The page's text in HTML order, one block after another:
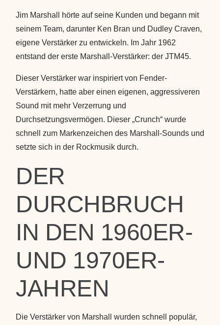
Jim Marshall hörte auf seine Kunden und begann mit
seinem Team, darunter Ken Bran und Dudley Craven,
eigene Verstärker zu entwickeln. Im Jahr 1962
entstand der erste Marshall-Verstärker: der JTM45.
Dieser Verstärker war inspiriert von Fender-
Verstärkern, hatte aber einen eigenen, aggressiveren
Sound mit mehr Verzerrung und
Durchsetzungsvermögen. Dieser „Crunch“ wurde
schnell zum Markenzeichen des Marshall-Sounds und
setzte sich in der Rockmusik durch.
DER
DURCHBRUCH
IN DEN 1960ER-
UND 1970ER-
JAHREN
Die Verstärker von Marshall wurden schnell populär,